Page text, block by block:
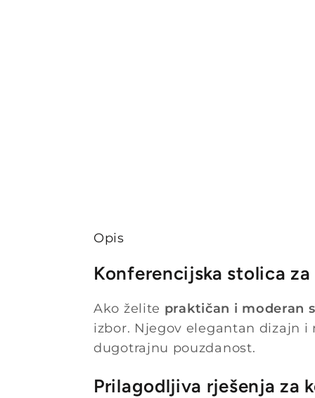
Opis
Konferencijska stolica
Ako želite praktičan i moderan
izbor. Njegov elegantan dizajn
dugotrajnu pouzdanost.
Prilagodljiva rješenja za